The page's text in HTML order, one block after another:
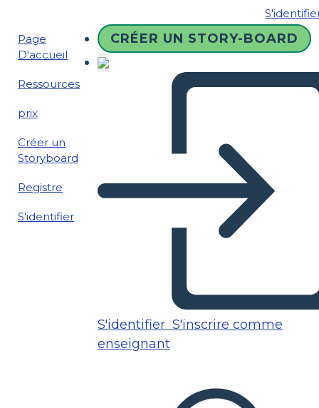
Page
D'accueil
Ressources
prix
Créer un
Storyboard
Registre
S'identifier
CRÉER UN STORY-BOARD
S'identifier S'inscrire comme
enseignant